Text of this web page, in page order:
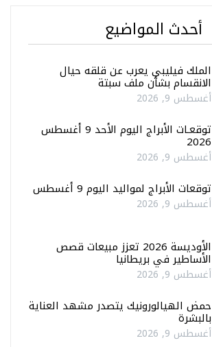
أحدث المواضيع
الملك فيليبي يعرب عن قلقه حيال
الانقسام بشأن ملف سبتة
أغسطس 9, 2026
توقعـات الأبراج اليوم الأحد 9 أغسطس
2026
أغسطس 9, 2026
توقعات الأبراج لمواليد اليوم 9 أغسطس
أغسطس 9, 2026
الأوديسة 2026 تعزز مبيعات قصص
الأساطير في بريطانيا
أغسطس 9, 2026
حمض الهيالورونيك يتصدر مشهد العناية
بالبشرة
أغسطس 9, 2026